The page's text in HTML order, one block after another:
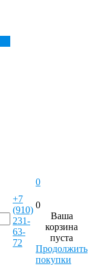
+7
(910)
231-
63-
72
0
0
Ваша
корзина
пуста
Продолжить
покупки